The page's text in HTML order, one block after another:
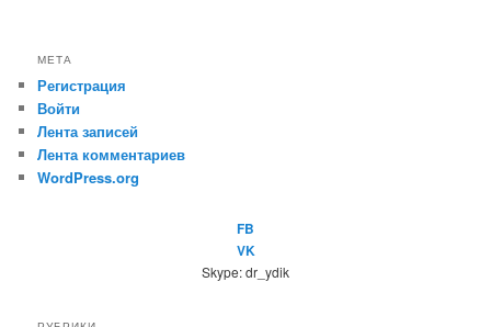
МЕТА
Регистрация
Войти
Лента записей
Лента комментариев
WordPress.org
FB
VK
Skype: dr_ydik